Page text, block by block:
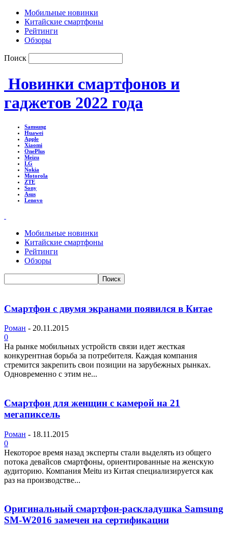
Мобильные новинки
Китайские смартфоны
Рейтинги
Обзоры
Поиск
Новинки смартфонов и
гаджетов 2022 года
Samsung
Huawei
Apple
Xiaomi
OnePlus
Meizu
LG
Nokia
Motorola
ZTE
Sony
Asus
Lenovo
Мобильные новинки
Китайские смартфоны
Рейтинги
Обзоры
Смартфон с двумя экранами появился в Китае
Роман - 20.11.2015
0
На рынке мобильных устройств связи идет жесткая
конкурентная борьба за потребителя. Каждая компания
стремится закрепить свои позиции на зарубежных рынках.
Одновременно с этим не...
Смартфон для женщин с камерой на 21
мегапиксель
Роман - 18.11.2015
0
Некоторое время назад эксперты стали выделять из общего
потока девайсов смартфоны, ориентированные на женскую
аудиторию. Компания Meitu из Китая специализируется как
раз на производстве...
Оригинальный смартфон-раскладушка Samsung
SM-W2016 замечен на сертификации